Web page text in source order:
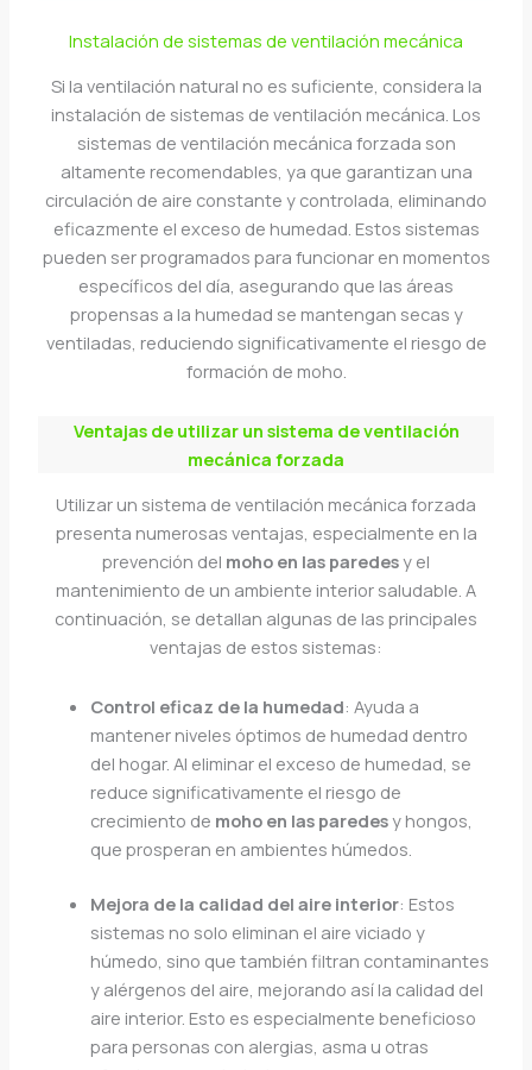
Instalación de sistemas de ventilación mecánica
Si la ventilación natural no es suficiente, considera la
instalación de sistemas de ventilación mecánica. Los
sistemas de ventilación mecánica forzada son
altamente recomendables, ya que garantizan una
circulación de aire constante y controlada, eliminando
eficazmente el exceso de humedad. Estos sistemas
pueden ser programados para funcionar en momentos
específicos del día, asegurando que las áreas
propensas a la humedad se mantengan secas y
ventiladas, reduciendo significativamente el riesgo de
formación de moho.
Ventajas de utilizar un sistema de ventilación
mecánica forzada
Utilizar un sistema de ventilación mecánica forzada
presenta numerosas ventajas, especialmente en la
prevención del moho en las paredesy el
mantenimiento de un ambiente interior saludable. A
continuación, se detallan algunas de las principales
ventajas de estos sistemas:
Control eficaz de la humedad: Ayuda a
mantener niveles óptimos de humedad dentro
del hogar. Al eliminar el exceso de humedad, se
reduce significativamente el riesgo de
crecimiento de moho en las paredesy hongos,
que prosperan en ambientes húmedos.
Mejora de la calidad del aire interior: Estos
sistemas no solo eliminan el aire viciado y
húmedo, sino que también filtran contaminantes
y alérgenos del aire, mejorando así la calidad del
aire interior. Esto es especialmente beneficioso
para personas con alergias, asma u otras